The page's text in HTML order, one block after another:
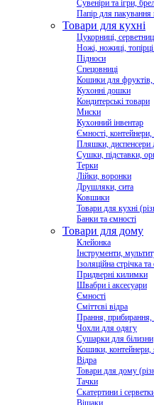
Сувеніри та ігри,
Папір для пакування
Товари для кухні
Цукорниці,
Ножі, ножиці,
Підноси
Спецовниці
Кошики для фруктів,
Кухонні дошки
Кондитерські товари
Миски
Кухонний інвентар
Ємності, контейнери,
Пляшки, диспенсери
Сушки, підставки,
Терки
Лійки, воронки
Друшляки, сита
Ковшики
Товари для кухні
Банки та ємності
Товари для дому
Клейонка
Інструменти,
Ізоляційна стрічка та
Придверні килимки
Швабри і аксесуари
Ємності
Сміттєві відра
Прання, прибирання,
Чохли для одягу
Сушарки для білизни
Кошики, контейнери,
Відра
Товари для дому
Тачки
Скатертини і
Вішаки